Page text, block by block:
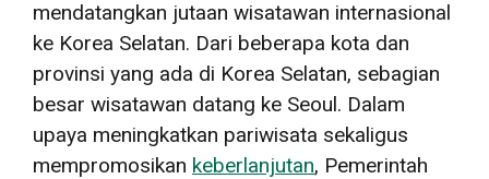
mendatangkan jutaan wisatawan internasional
ke Korea Selatan. Dari beberapa kota dan
provinsi yang ada di Korea Selatan, sebagian
besar wisatawan datang ke Seoul. Dalam
upaya meningkatkan pariwisata sekaligus
mempromosikan keberlanjutan, Pemerintah